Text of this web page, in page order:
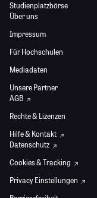
Studienplatzbörse
Über uns
Impressum
Für Hochschulen
Mediadaten
Unsere Partner
AGB
Rechte & Lizenzen
Hilfe & Kontakt
Datenschutz
Cookies & Tracking
Privacy Einstellungen